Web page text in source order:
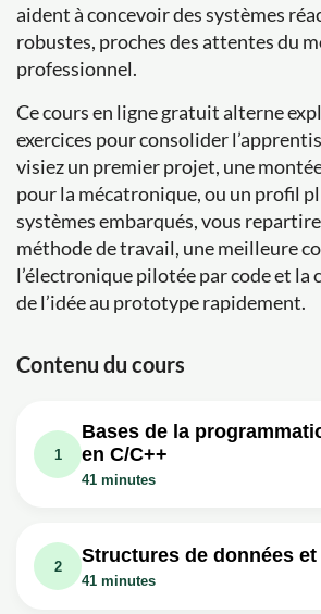
aident à concevoir des systèmes
robustes, proches des attentes du
professionnel.
Ce cours en ligne gratuit alterne
exercices pour consolider
visiez un premier projet, une
pour la mécatronique, ou un profil
systèmes embarqués, vous
méthode de travail, une meilleure
l’électronique pilotée par code et la
de l’idée au prototype rapidement.
Contenu du cours
1
Bases de la
en C/C++
41 minutes
Introduction [TUTO]
Exercice: Quel est l'un des
l'utilisation d'une carte Arduino
2
Structures de données
41 minutes